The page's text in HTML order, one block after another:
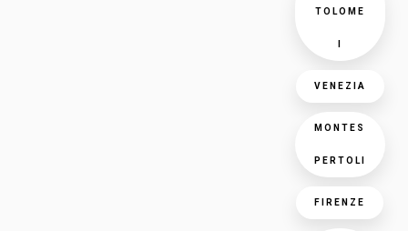
TOLOME
VENEZIA
MONTES
PERTOLI
FIRENZE